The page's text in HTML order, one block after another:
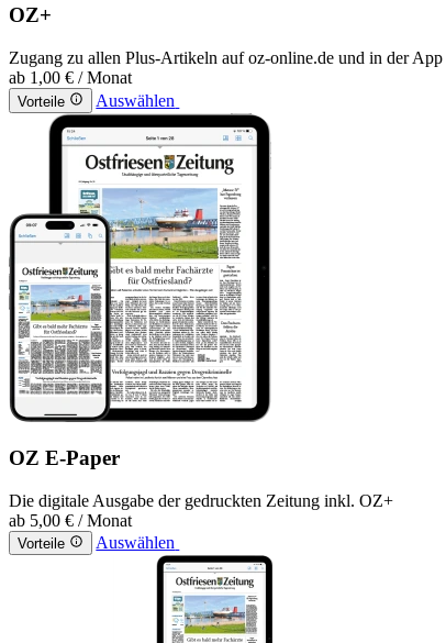
OZ+
Zugang zu allen Plus-Artikeln auf oz-online.de und in der App
ab 1,00 € / Monat
Vorteile Auswählen
OZ E-Paper
Die digitale Ausgabe der gedruckten Zeitung inkl. OZ+
ab 5,00 € / Monat
Vorteile Auswählen